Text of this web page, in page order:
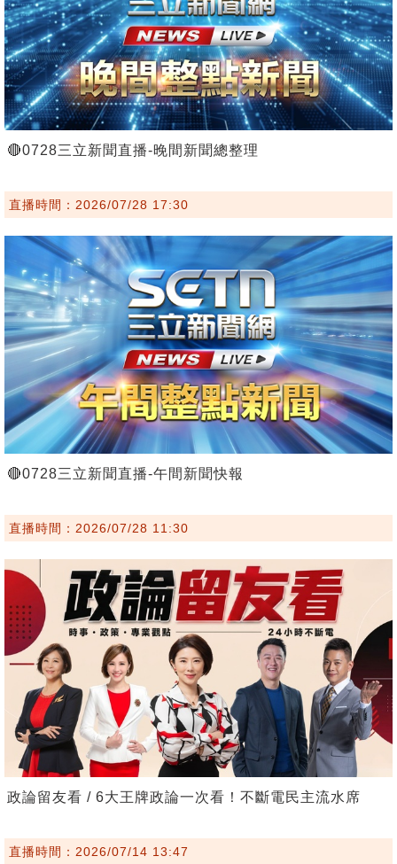
🔴0728三立新聞直播-晚間新聞總整理
直播時間：2026/07/28 17:30
🔴0728三立新聞直播-午間新聞快報
直播時間：2026/07/28 11:30
政論留友看 / 6大王牌政論一次看！不斷電民主流水席
直播時間：2026/07/14 13:47